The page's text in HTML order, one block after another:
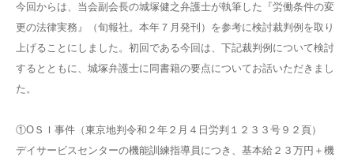
今回からは、当会副会長の城塚健之弁護士が執筆した『労働条件の変
更の法律実務』（旬報社。本年７月発刊）を参考に検討裁判例を取り
上げることにしました。初回である今回は、下記裁判例について検討
するとともに、城塚弁護士に同書籍の要点についてお話いただきまし
た。
①ОＳＩ事件（東京地判令和２年２月４日労判１２３３号９２頁）
デイサービスセンターの機能訓練指導員につき、基本給２３万円＋機